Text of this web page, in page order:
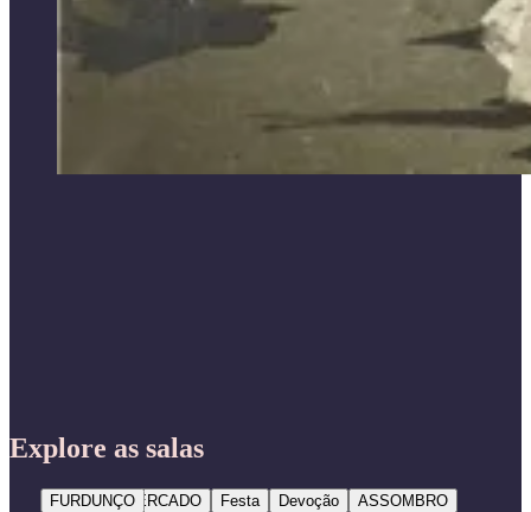
Explore as salas
FURDUNÇOMERCADO Festa Devoção ASSOMBRO